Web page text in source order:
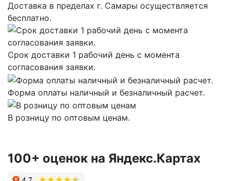
Доставка в пределах г. Самары осуществляется
бесплатно.
Срок доставки 1 рабочий день с момента
согласования заявки.
Форма оплаты наличный и безналичный расчет.
В розницу по оптовым ценам.
100+ оценок на Яндекс.Картах